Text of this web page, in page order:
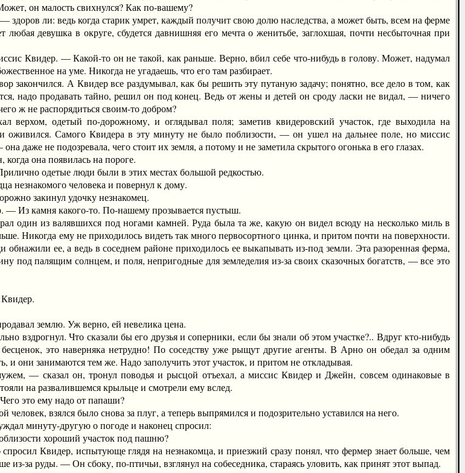
он малость свихнулся? Как по-вашему?
ли: ведь когда старик умрет, каждый получит свою долю наследства, а может быть, всем на ферме
любая девушка в округе, сбудется давнишняя его мечта о женитьбе, заглохшая, почти несбыточная при
Квидер. — Какой-то он не такой, как раньше. Верно, вбил себе что-нибудь в голову. Может, надумал
на уме. Никогда не угадаешь, что его там разбирает.
А Квидер все раздумывал, как бы решить эту путаную задачу; понятно, все дело в том, как
надо продавать тайно, решил он под конец. Ведь от жены и детей он сроду ласки не видал, — ничего
ж не распорядиться своим-то добром?
одетый по-дорожному, и оглядывал поля; заметив квидеровский участок, где выходила на
оживился. Самого Квидера в эту минуту не было поблизости, — он ушел на дальнее поле, но миссис
даже не подозревала, чего стоит их земля, а потому и не заметила скрытого огонька в его глазах.
она появилась на пороге.
одетые люди были в этих местах большой редкостью.
незнакомого человека и повернул к дому.
закинул удочку незнакомец.
камня какого-то. По-нашему прозывается пустыш.
один из валявшихся под ногами камней. Руда была та же, какую он видел всюду на несколько миль в
Никогда ему не приходилось видеть так много первосортного цинка, и притом почти на поверхности.
ее, а ведь в соседнем районе приходилось ее выкапывать из-под земли. Эта разоренная ферма,
под палящим солнцем, и поля, непригодные для земледелия из-за своих сказочных богатств, — все это
землю. Уж верно, ей невелика цена.
вздрогнул. Что сказали бы его друзья и соперники, если бы знали об этом участке?.. Вдруг кто-нибудь
это наверняка нетрудно! По соседству уже рыщут другие агенты. В Арно он обедал за одним
и они занимаются тем же. Надо заполучить этот участок, и притом не откладывая.
сказал он, тронул поводья и рысцой отъехал, а миссис Квидер и Джейн, совсем одинаковые в
на развалившемся крыльце и смотрели ему вслед.
это ему надо от папаши?
взялся было снова за плуг, а теперь выпрямился и подозрительно уставился на него.
минуту-другую о погоде и наконец спросил:
хороший участок под пашню?
Квидер, испытующе глядя на незнакомца, и приезжий сразу понял, что фермер знает больше, чем
за руды. — Он сбоку, по-птичьи, взглянул на собеседника, стараясь уловить, как принят этот выпад.